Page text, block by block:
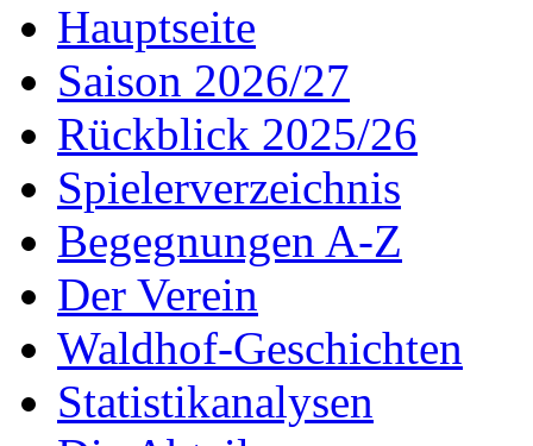
Hauptseite
Saison 2026/27
Rückblick 2025/26
Spielerverzeichnis
Begegnungen A-Z
Der Verein
Waldhof-Geschichten
Statistikanalysen